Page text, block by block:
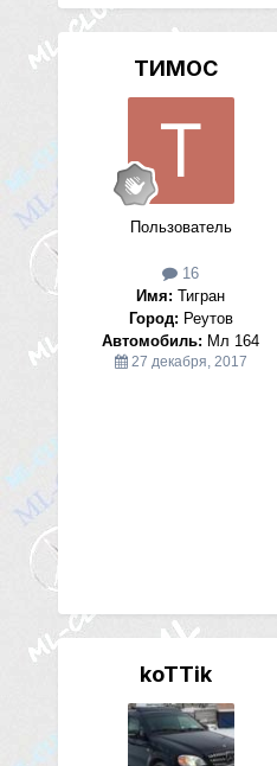
ТИМОС
Пользователь
16
Имя: Тигран
Город: Реутов
Автомобиль: Мл 164
27 декабря, 2017
koTTik